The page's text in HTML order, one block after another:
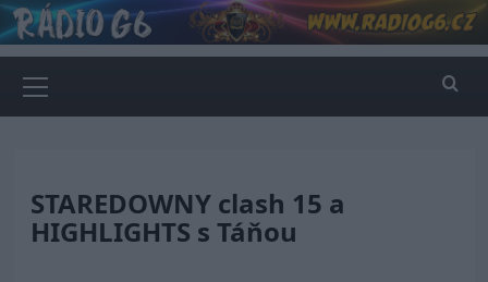
Skip
to
content
Menu
STAREDOWNY clash 15 a
HIGHLIGHTS s Táňou